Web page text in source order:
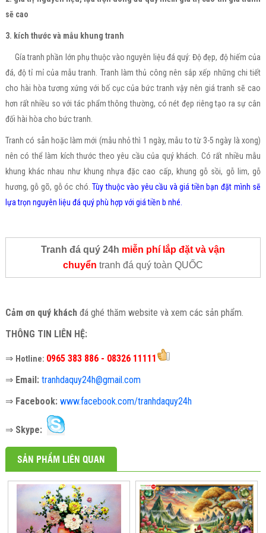
sẽ cao
3. kích thước và mẫu khung tranh
Gía tranh phần lớn phụ thuộc vào nguyên liệu đá quý: Độ đẹp, độ hiếm của
đá, độ tỉ mỉ của mẫu tranh. Tranh làm thủ công nên sắp xếp những chi tiết
cho hài hòa tương xứng với bố cục của bức tranh vậy nên giá tranh sẽ cao
hơn rất nhiều so với tác phẩm thông thường, có nét đẹp riêng tạo ra sự cân
đối hài hòa cho bức tranh.
Tranh có sẵn hoặc làm mới (mẫu nhỏ thì 1 ngày, mẫu to từ 3-5 ngày là xong)
nên có thể làm kích thước theo yêu cầu của quý khách. Có rất nhiều mẫu
khung khác nhau như khung nhựa đặc cao cấp, khung gỗ sồi, gỗ lim, gỗ
hương, gỗ gõ, gỗ óc chó.Tùy thuộc vào yêu cầu và giá tiền bạn đặt mình sẽ
lựa trọn nguyên liệu đá quý phù hợp với giá tiền b nhé.
Tranh đá quý 24h miễn phí lắp đặt và vận
chuyển tranh đá quý toàn QUỐC
Cảm ơn quý kháchđá ghé thăm website và xem các sản phẩm.
THÔNG TIN LIÊN HỆ:
⇒ Hotline: 0965 383 886 - 08326 11111
⇒ Email: tranhdaquy24h@gmail.com
⇒ Facebook: www.facebook.com/tranhdaquy24h
⇒ Skype:
SẢN PHẨM LIÊN QUAN